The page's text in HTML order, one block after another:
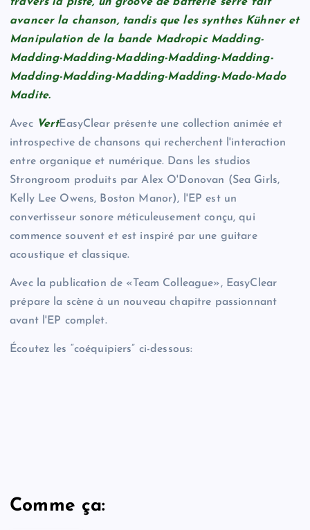
avancer la chanson, tandis que les synthes Kühner et
Manipulation de la bande Madropic Madding-
Madding-Madding-Madding-Madding-Madding-
Madding-Madding-Madding-Madding-Mado-Mado
Madite.
Avec VertEasyClear présente une collection animée et
introspective de chansons qui recherchent l'interaction
entre organique et numérique. Dans les studios
Strongroom produits par Alex O'Donovan (Sea Girls,
Kelly Lee Owens, Boston Manor), l'EP est un
convertisseur sonore méticuleusement conçu, qui
commence souvent et est inspiré par une guitare
acoustique et classique.
Avec la publication de «Team Colleague», EasyClear
prépare la scène à un nouveau chapitre passionnant
avant l'EP complet.
Écoutez les “coéquipiers” ci-dessous:
Comme ça: